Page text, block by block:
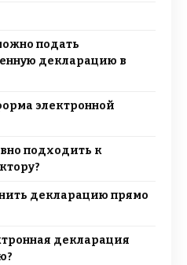
подать
декларацию в
электронной
подходить к
декларацию прямо
декларация